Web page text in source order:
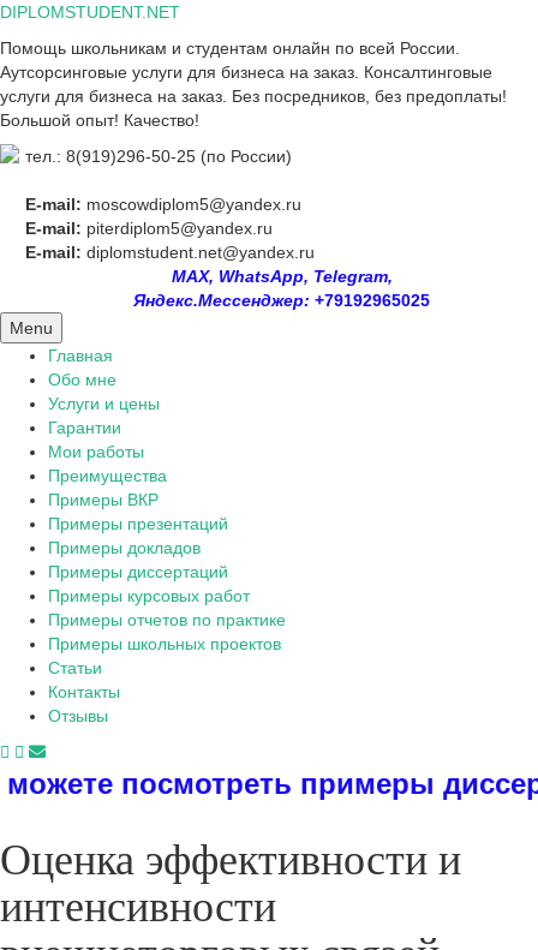
Skip
content
DIPLOMSTUDENT.NET
Помощь школьникам и студентам онлайн по всей России.
Аутсорсинговые услуги для бизнеса на заказ. Консалтинговые
услуги для бизнеса на заказ. Без посредников, без предоплаты!
Большой опыт! Качество!
тел.: 8(919)296-50-25 (по России)
E-mail: moscowdiplom5@yandex.ru
E-mail: piterdiplom5@yandex.ru
E-mail: diplomstudent.net@yandex.ru
MAX, WhatsApp, Telegram,
Яндекс.Мессенджер: +79192965025
Menu
Главная
Обо мне
Услуги и цены
Гарантии
Мои работы
Преимущества
Примеры ВКР
Примеры презентаций
Примеры докладов
Примеры диссертаций
Примеры курсовых работ
Примеры отчетов по практике
Примеры школьных проектов
Статьи
Контакты
Отзывы
примеры диссертаций,
Оценка эффективности и
интенсивности